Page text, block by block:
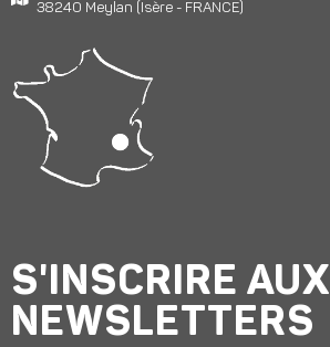
38240 Meylan (Isère - FRANCE)
S'INSCRIRE AUX
NEWSLETTERS